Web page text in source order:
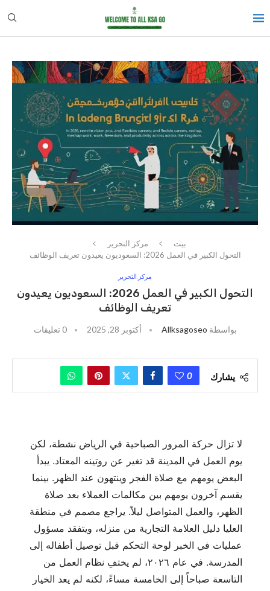
بيت
مركز التحرير
التحول الكبير في العمل 2026: السعوديون يعيدون تعريف الوظائف
مركز التحرير
التحول الكبير في العمل 2026: السعوديون يعيدون
تعريف الوظائف
بواسطة Allksagoseo أكتوبر 28, 2025 0 تعليقات
يشارك 0
لا تزال حركة المرور الصباحية في الرياض نشطة، لكن
يوم العمل في المدينة قد تغير عن روتينه المعتاد. يبدأ
البعض يومهم مع صلاة الفجر وينتهون عند الظهر. بينما
يقسم آخرون يومهم بين مكالمات العملاء بعد صلاة
الظهر، والعمل المتواصل ليلاً. يراجع مصمم في منطقة
العليا دليل العلامة التجارية من منزله، ويتفقد مسؤول
عمليات في الخبر لوحة التحكم قبل توصيل أطفاله إلى
المدرسة. في عام ٢٠٢٦، لم يختفِ نظام العمل من
التاسعة صباحاً إلى الخامسة مساءً، لكنه لم يعد الخيار